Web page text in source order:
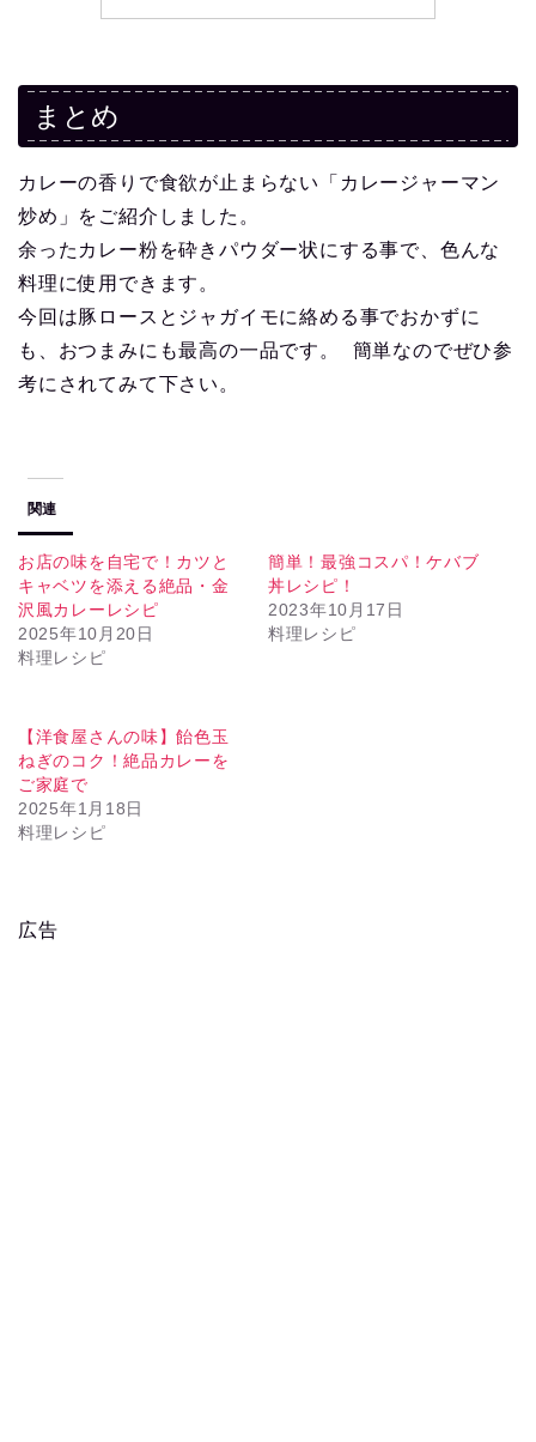
まとめ
カレーの香りで食欲が止まらない「カレージャーマン
炒め」をご紹介しました。
余ったカレー粉を砕きパウダー状にする事で、色んな
料理に使用できます。
今回は豚ロースとジャガイモに絡める事でおかずに
も、おつまみにも最高の一品です。 簡単なのでぜひ参
考にされてみて下さい。
関連
お店の味を自宅で！カツと
キャベツを添える絶品・金
沢風カレーレシピ
2025年10月20日
料理レシピ
簡単！最強コスパ！ケバブ
丼レシピ！
2023年10月17日
料理レシピ
【洋食屋さんの味】飴色玉
ねぎのコク！絶品カレーを
ご家庭で
2025年1月18日
料理レシピ
広告